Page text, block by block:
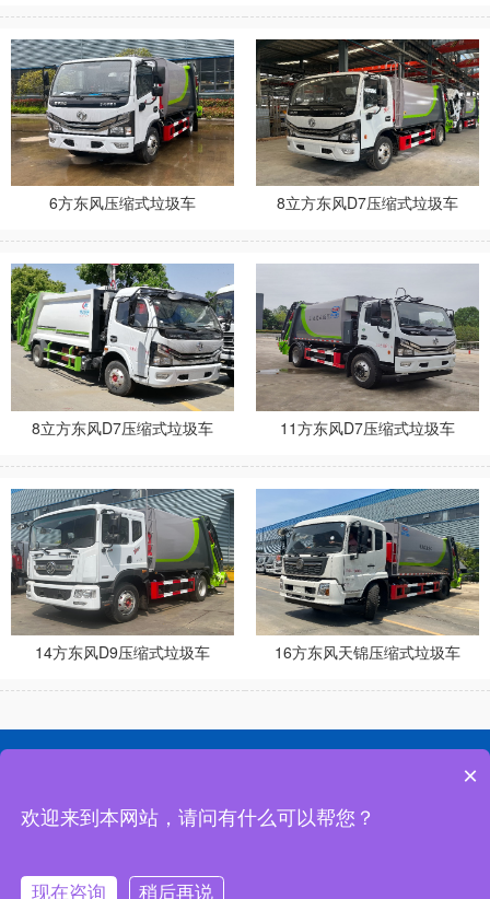
6方东风压缩式垃圾车 8立方东风D7压缩式垃圾车
8立方东风D7压缩式垃圾车 11方东风D7压缩式垃圾车
14方东风D9压缩式垃圾车 16方东风天锦压缩式垃圾车
网站首页 公司简介 联系我们×
欢迎来到本网站，请问有什么可以帮您？
现在咨询 稍后再说